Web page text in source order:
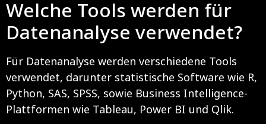
Welche Tools werden für
Datenanalyse verwendet?
Für Datenanalyse werden verschiedene Tools
verwendet, darunter statistische Software wie R,
Python, SAS, SPSS, sowie Business Intelligence-
Plattformen wie Tableau, Power BI und Qlik.